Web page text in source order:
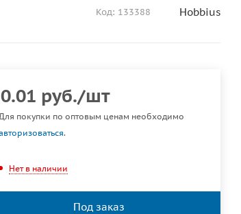
Код: 133388 Hobbius
0.01 руб./шт
покупки по оптовым ценам необходимо
.
Нет в наличии
Под заказ